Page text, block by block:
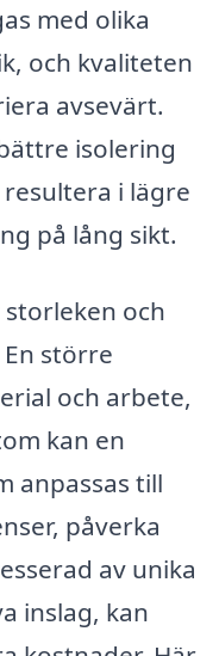
med olika
och kvaliteten
avsevärt.
isolering
i lägre
på lång sikt.
och
större
och arbete,
kan en
anpassas till
påverka
av unika
inslag, kan